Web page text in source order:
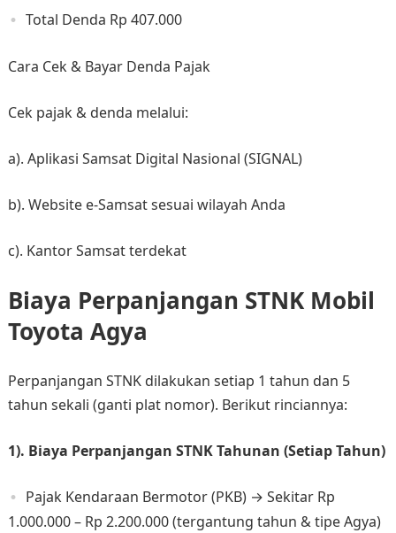
Total Denda Rp 407.000
Cara Cek & Bayar Denda Pajak
Cek pajak & denda melalui:
a). Aplikasi Samsat Digital Nasional (SIGNAL)
b). Website e-Samsat sesuai wilayah Anda
c). Kantor Samsat terdekat
Biaya Perpanjangan STNK Mobil
Toyota Agya
Perpanjangan STNK dilakukan setiap 1 tahun dan 5
tahun sekali (ganti plat nomor). Berikut rinciannya:
1). Biaya Perpanjangan STNK Tahunan (Setiap Tahun)
Pajak Kendaraan Bermotor (PKB) → Sekitar Rp
1.000.000 – Rp 2.200.000 (tergantung tahun & tipe Agya)